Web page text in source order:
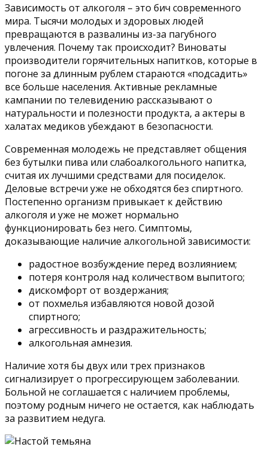
Зависимость от алкоголя – это бич современного
мира. Тысячи молодых и здоровых людей
превращаются в развалины из-за пагубного
увлечения. Почему так происходит? Виноваты
производители горячительных напитков, которые в
погоне за длинным рублем стараются «подсадить»
все больше населения. Активные рекламные
кампании по телевидению рассказывают о
натуральности и полезности продукта, а актеры в
халатах медиков убеждают в безопасности.
Современная молодежь не представляет общения
без бутылки пива или слабоалкогольного напитка,
считая их лучшими средствами для посиделок.
Деловые встречи уже не обходятся без спиртного.
Постепенно организм привыкает к действию
алкоголя и уже не может нормально
функционировать без него. Симптомы,
доказывающие наличие алкогольной зависимости:
радостное возбуждение перед возлиянием;
потеря контроля над количеством выпитого;
дискомфорт от воздержания;
от похмелья избавляются новой дозой
спиртного;
агрессивность и раздражительность;
алкогольная амнезия.
Наличие хотя бы двух или трех признаков
сигнализирует о прогрессирующем заболевании.
Больной не соглашается с наличием проблемы,
поэтому родным ничего не остается, как наблюдать
за развитием недуга.